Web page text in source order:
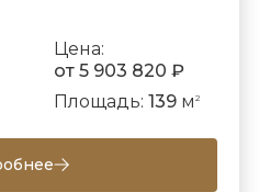
Цена:
от 5 903 820 ₽
Площадь: 139м 2